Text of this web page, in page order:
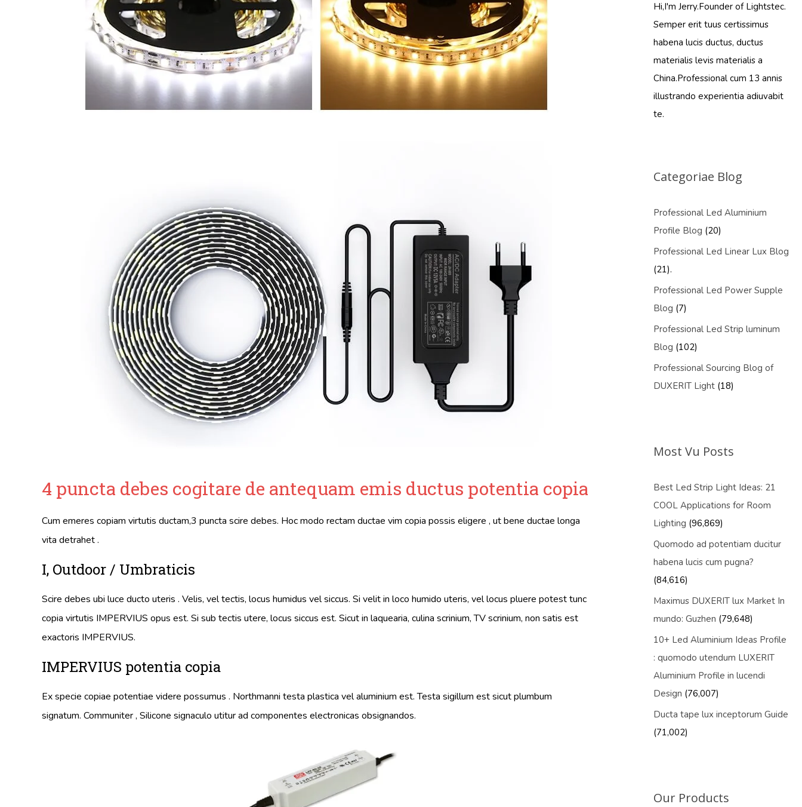
4 puncta debes cogitare de antequam emis ductus potentia copia
Cum emeres copiam virtutis ductam,3 puncta scire debes. Hoc modo rectam ductae vim copia possis eligere , ut bene ductae longa
vita detrahet .
I, Outdoor / Umbraticis
Scire debes ubi luce ducto uteris . Velis, vel tectis, locus humidus vel siccus. Si velit in loco humido uteris, vel locus pluere potest tunc
copia virtutis IMPERVIUS opus est. Si sub tectis utere, locus siccus est. Sicut in laquearia, culina scrinium, TV scrinium, non satis est
exactoris IMPERVIUS.
IMPERVIUS potentia copia
Ex specie copiae potentiae videre possumus . Northmanni testa plastica vel aluminium est. Testa sigillum est sicut plumbum
signatum. Communiter , Silicone signaculo utitur ad componentes electronicas obsignandos.
Hi,I'm Jerry.Founder of Lightstec.
Semper erit tuus certissimus
habena lucis ductus, ductus
materialis levis materialis a
China.Professional cum 13 annis
illustrando experientia adiuvabit
te.
Categoriae Blog
Professional Led Aluminium
Profile Blog (20)
Professional Led Linear Lux Blog
(21).
Professional Led Power Supple
Blog (7)
Professional Led Strip luminum
Blog (102)
Professional Sourcing Blog of
DUXERIT Light (18)
Most Vu Posts
Best Led Strip Light Ideas: 21
COOL Applications for Room
Lighting (96,869)
Quomodo ad potentiam ducitur
habena lucis cum pugna?
(84,616)
Maximus DUXERIT lux Market In
mundo: Guzhen (79,648)
10+ Led Aluminium Ideas Profile
: quomodo utendum LUXERIT
Aluminium Profile in lucendi
Design (76,007)
Ducta tape lux inceptorum Guide
(71,002)
Our Products